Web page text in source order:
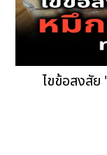
ไขข้อสงสั